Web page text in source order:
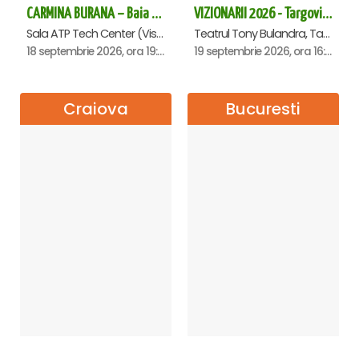
CARMINA BURANA – Baia Mare
Sala ATP Tech Center (Vis a vis de Auchan), Baia-Mare
18 septembrie 2026, ora 19:00
VIZIONARII 2026 - Targoviste
Teatrul Tony Bulandra, Targoviste
19 septembrie 2026, ora 16:00
Craiova Bucuresti